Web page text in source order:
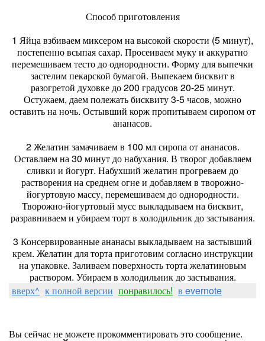
Способ приготовления
1 Яйца взбиваем миксером на высокой скорости (5 минут),
постепенно всыпая сахар. Просеиваем муку и аккуратно
перемешиваем тесто до однородности. Форму для выпечки
застелим пекарской бумагой. Выпекаем бисквит в
разогретой духовке до 200 градусов 20-25 минут.
Остужаем, даем полежать бисквиту 3-5 часов, можно
оставить на ночь. Остывший корж пропитываем сиропом от
ананасов.
2 Желатин замачиваем в 100 мл сиропа от ананасов.
Оставляем на 30 минут до набухания. В творог добавляем
сливки и йогурт. Набухший желатин прогреваем до
растворения на среднем огне и добавляем в творожно-
йогуртовую массу, перемешиваем до однородности.
Творожно-йогуртовый мусс выкладываем на бисквит,
разравниваем и убираем торт в холодильник до застывания.
3 Консервированные ананасы выкладываем на застывший
крем. Желатин для торта приготовим согласно инструкции
на упаковке. Заливаем поверхность торта желатиновым
раствором. Убираем в холодильник до застывания.
вверх^ к полной версии понравилось! в evernote
Вы сейчас не можете прокомментировать это сообщение.